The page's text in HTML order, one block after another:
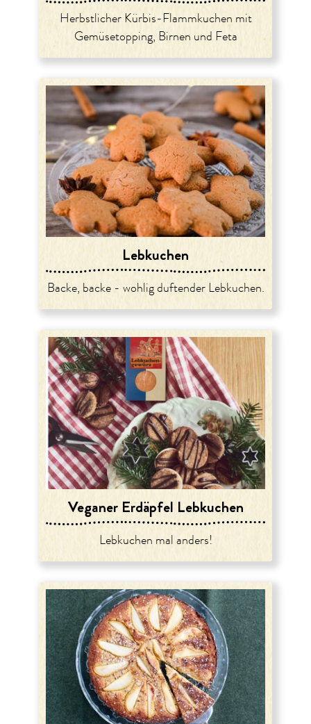
Herbstlicher Kürbis-Flammkuchen mit
Gemüsetopping, Birnen und Feta
Lebkuchen
Backe, backe - wohlig duftender Lebkuchen.
Veganer Erdäpfel Lebkuchen
Lebkuchen mal anders!